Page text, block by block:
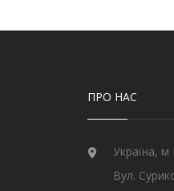
ПРО НАС
Україна, м
Вул.